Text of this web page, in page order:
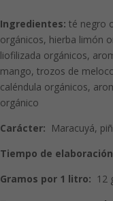
Ingredientes: té negro
orgánicos, hierba limón
liofilizada orgánicos,
mango, trozos de
caléndula orgánicos,
orgánico
Carácter: Maracuyá,
Tiempo de
Gramos por 1 litro: 12